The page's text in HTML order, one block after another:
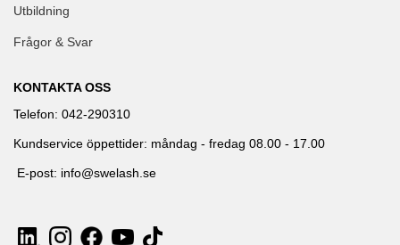
Utbildning
Frågor & Svar
KONTAKTA OSS
Telefon: 042-290310
Kundservice öppettider: måndag - fredag 08.00 - 17.00
E-post: info@swelash.se